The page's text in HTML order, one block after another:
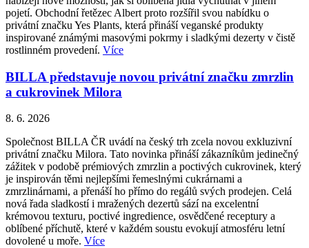
pojetí. Obchodní řetězec Albert proto rozšířil svou nabídku o
privátní značku Yes Plants, která přináší veganské produkty
inspirované známými masovými pokrmy i sladkými dezerty v čistě
rostlinném provedení. Více
BILLA představuje novou privátní značku zmrzlin
a cukrovinek Milora
8. 6. 2026
Společnost BILLA ČR uvádí na český trh zcela novou exkluzivní
privátní značku Milora. Tato novinka přináší zákazníkům jedinečný
zážitek v podobě prémiových zmrzlin a poctivých cukrovinek, který
je inspirován těmi nejlepšími řemeslnými cukrárnami a
zmrzlinárnami, a přenáší ho přímo do regálů svých prodejen. Celá
nová řada sladkostí i mražených dezertů sází na excelentní
krémovou texturu, poctivé ingredience, osvědčené receptury a
oblíbené příchutě, které v každém soustu evokují atmosféru letní
dovolené u moře. Více